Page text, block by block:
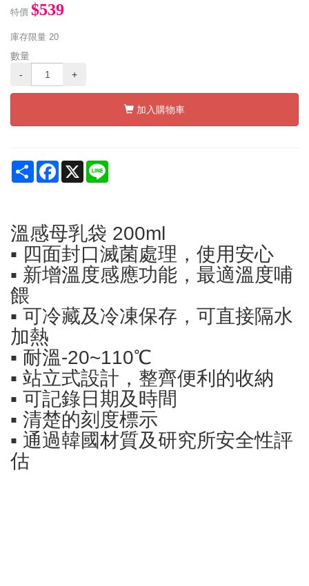
特價 $539
庫存限量 20
數量
-
+
加入購物車
Share Facebook
X
溫感母乳袋 200ml
▪ 四面封口滅菌處理，使用安心
▪ 新增溫度感應功能，最適溫度哺
餵
▪ 可冷藏及冷凍保存，可直接隔水
加熱
▪ 耐溫-20~110℃
▪ 站立式設計，整齊便利的收納
▪ 可記錄日期及時間
▪ 清楚的刻度標示
▪ 通過韓國材質及研究所安全性評
估